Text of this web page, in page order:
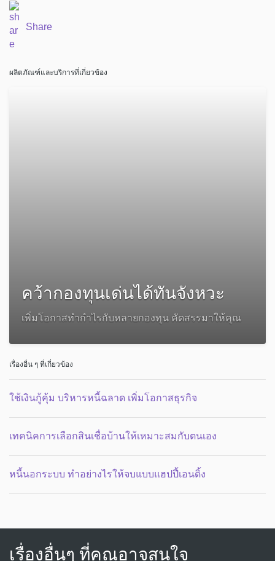
Share
ผลิตภัณฑ์และบริการที่เกี่ยวข้อง
คว้ากองทุนเด่นได้ทันจังหวะ
เพิ่มโอกาสทำกำไรกับหลายกองทุน คัดสรรมาให้คุณ
เรื่องอื่น ๆ ที่เกี่ยวข้อง
ใช้เงินกู้คุ้ม บริหารหนี้ฉลาด เพิ่มโอกาสธุรกิจ
เทคนิคการเลือกสินเชื่อบ้านให้เหมาะสมกับตนเอง
หนี้นอกระบบ ทำอย่างไรให้จบแบบแฮปปี้เอนดิ้ง
เรื่องอื่นๆ ที่คุณอาจสนใจ